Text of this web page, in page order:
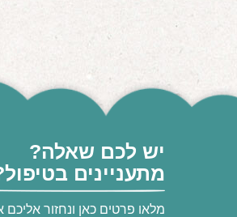
יש לכם שאלה?
מתעניינים
מלאו פרטים כאן ונחזור אליכם